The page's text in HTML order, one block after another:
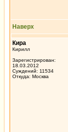
Наверх
Кира
Кирилл
Зарегистрирован:
18.03.2012
Суждений: 11534
Откуда: Москва